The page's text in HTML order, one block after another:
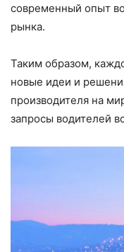
современный опыт
рынка.
Таким образом,
новые идеи и
производителя на
запросы водителей